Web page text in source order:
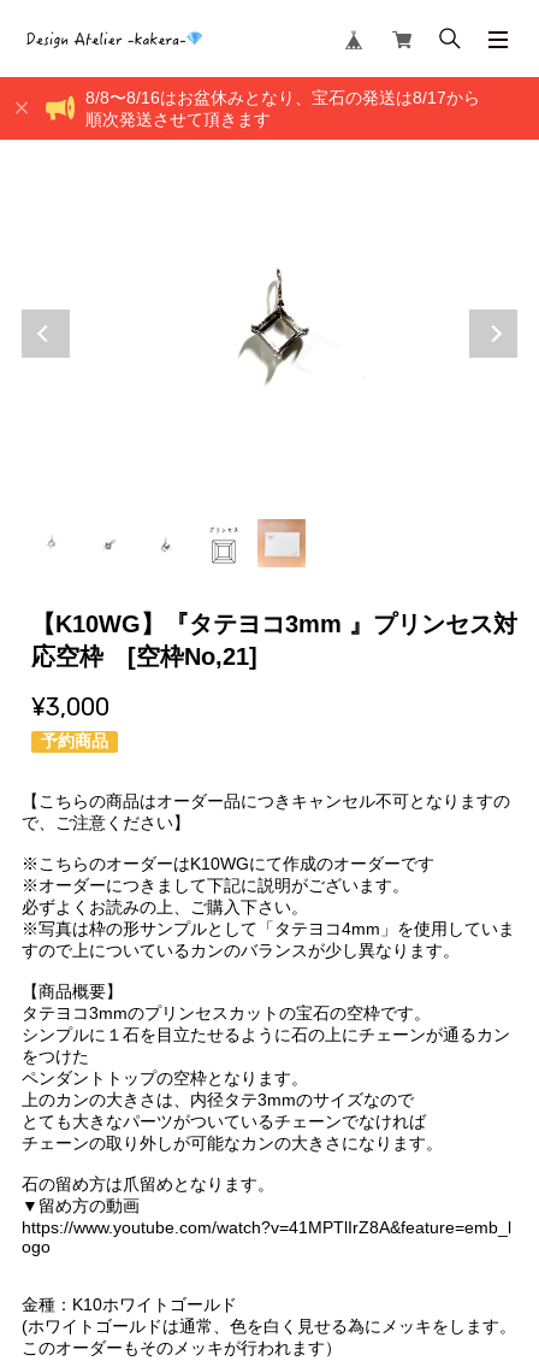
8/8〜8/16はお盆休みとなり、宝石の発送は8/17から
順次発送させて頂きます
【K10WG】『タテヨコ3mm 』プリンセス対
応空枠 [空枠No,21]
¥3,000
予約商品
【こちらの商品はオーダー品につきキャンセル不可となりますの
で、ご注意ください】
※こちらのオーダーはK10WGにて作成のオーダーです
※オーダーにつきまして下記に説明がございます。
必ずよくお読みの上、ご購入下さい。
※写真は枠の形サンプルとして「タテヨコ4mm」を使用していま
すので上についているカンのバランスが少し異なります。
【商品概要】
タテヨコ3mmのプリンセスカットの宝石の空枠です。
シンプルに１石を目立たせるように石の上にチェーンが通るカン
をつけた
ペンダントトップの空枠となります。
上のカンの大きさは、内径タテ3mmのサイズなので
とても大きなパーツがついているチェーンでなければ
チェーンの取り外しが可能なカンの大きさになります。
石の留め方は爪留めとなります。
▼留め方の動画
https://www.youtube.com/watch?v=41MPTlIrZ8A&feature=emb_l
ogo
金種：K10ホワイトゴールド
(ホワイトゴールドは通常、色を白く見せる為にメッキをします。
このオーダーもそのメッキが行われます）